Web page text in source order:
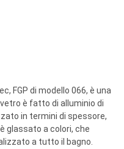
FGP di modello 066, è una
è fatto di alluminio di
in termini di spessore,
glassato a colori, che
a tutto il bagno.